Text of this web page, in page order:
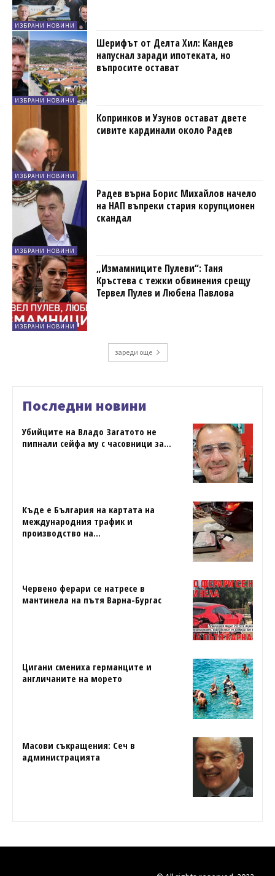
ИЗБРАНИ НОВИНИ
ИЗБРАНИ НОВИНИ
Шерифът от Делта Хил: Кандев
напуснал заради ипотеката, но
въпросите остават
ИЗБРАНИ НОВИНИ
Копринков и Узунов остават двете
сивите кардинали около Радев
ИЗБРАНИ НОВИНИ
Радев върна Борис Михайлов начело
на НАП въпреки стария корупционен
скандал
ИЗБРАНИ НОВИНИ
„Измамниците Пулеви“: Таня
Кръстева с тежки обвинения срещу
Тервел Пулев и Любена Павлова
зареди още
Последни новини
Убийците на Владо Загатото не
пипнали сейфа му с часовници за...
Къде е България на картата на
международния трафик и
производство на...
Червено ферари се натресе в
мантинела на пътя Варна-Бургас
Цигани смениха германците и
англичаните на морето
Масови съкращения: Сеч в
администрацията